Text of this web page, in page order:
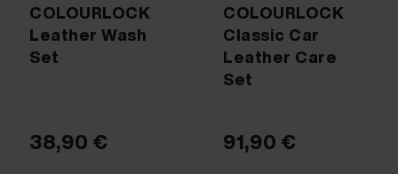
COLOURLOCK
Leather Wash
Set
38,90 €
COLOURLOCK
Classic Car
Leather Care
Set
91,90 €